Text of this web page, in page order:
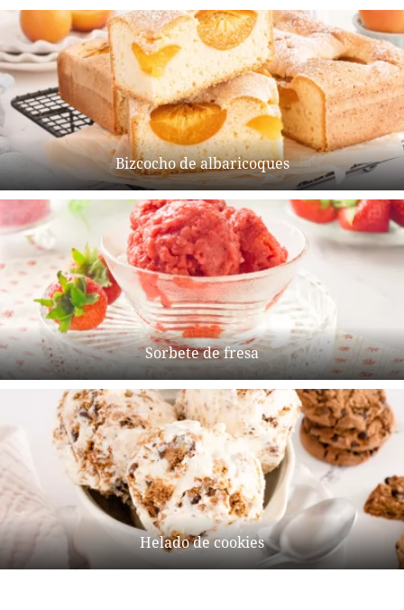
Bizcocho de albaricoques
Sorbete de fresa
Helado de cookies